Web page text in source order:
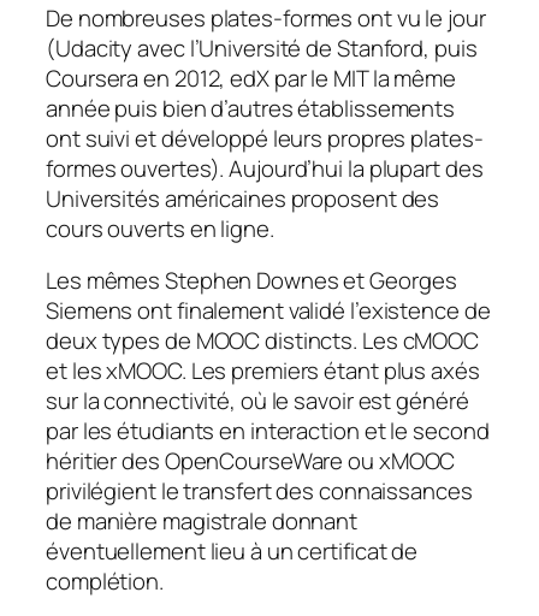
De nombreuses plates-formes ont vu le jour
(Udacity avec l’Université de Stanford, puis
Coursera en 2012, edX par le MIT la même
année puis bien d’autres établissements
ont suivi et développé leurs propres plates-
formes ouvertes). Aujourd’hui la plupart des
Universités américaines proposent des
cours ouverts en ligne.
Les mêmes Stephen Downes et Georges
Siemens ont finalement validé l’existence de
deux types de MOOC distincts. Les cMOOC
et les xMOOC. Les premiers étant plus axés
sur la connectivité, où le savoir est généré
par les étudiants en interaction et le second
héritier des OpenCourseWare ou xMOOC
privilégient le transfert des connaissances
de manière magistrale donnant
éventuellement lieu à un certificat de
complétion.